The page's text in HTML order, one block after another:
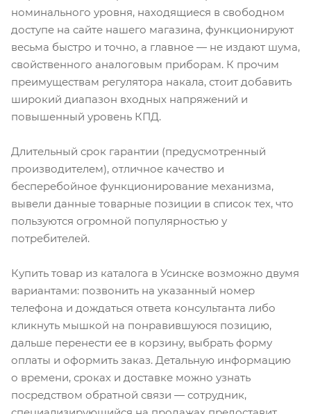
номинального уровня, находящиеся в свободном
доступе на сайте нашего магазина, функционируют
весьма быстро и точно, а главное — не издают шума,
свойственного аналоговым приборам. К прочим
преимуществам регулятора накала, стоит добавить
широкий диапазон входных напряжений и
повышенный уровень КПД.
Длительный срок гарантии (предусмотренный
производителем), отличное качество и
бесперебойное функционирование механизма,
вывели данные товарные позиции в список тех, что
пользуются огромной популярностью у
потребителей.
Купить товар из каталога в Усинске возможно двумя
вариантами: позвонить на указанный номер
телефона и дождаться ответа консультанта либо
кликнуть мышкой на понравившуюся позицию,
дальше перенести ее в корзину, выбрать форму
оплаты и оформить заказ. Детальную информацию
о времени, сроках и доставке можно узнать
посредством обратной связи — сотрудник,